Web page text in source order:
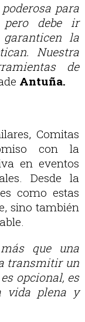
para
pero debe ir
garanticen la
Nuestra
de
Antuña.
Comitas
con la
en eventos
Desde la
como estas
sino también
que una
transmitir un
opcional, es
vida plena y